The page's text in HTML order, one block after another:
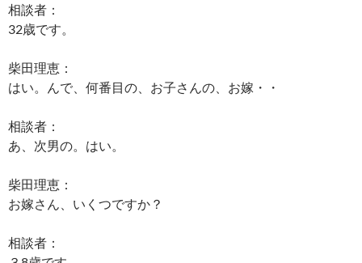
相談者：
32歳です。
柴田理恵：
はい。んで、何番目の、お子さんの、お嫁・・
相談者：
あ、次男の。はい。
柴田理恵：
お嫁さん、いくつですか？
相談者：